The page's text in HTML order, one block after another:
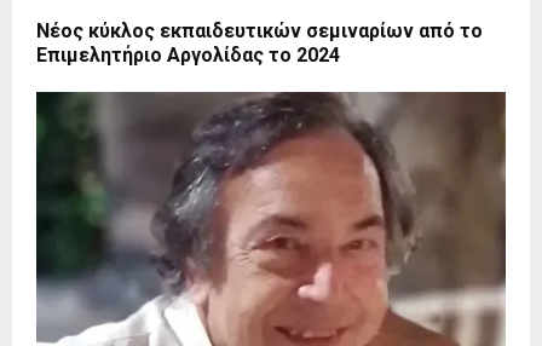
Νέος κύκλος εκπαιδευτικών σεμιναρίων από το
Επιμελητήριο Αργολίδας το 2024